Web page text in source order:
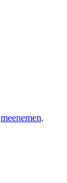
meenemen.